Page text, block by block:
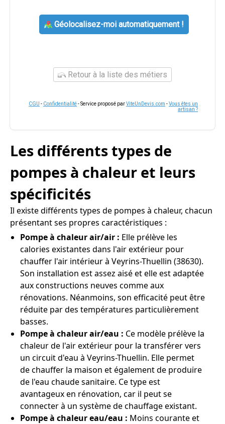
Géolocalisez-moi automatiquement !
Retour à la liste des métiers
CGU - Confidentialité- Service proposé parViteUnDevis.com -Vous êtes un
artisan ?
Les différents types de
pompes à chaleur et leurs
spécificités
Il existe différents types de pompes à chaleur, chacun
présentant ses propres caractéristiques :
Pompe à chaleur air/air : Elle prélève les
calories existantes dans l'air extérieur pour
chauffer l'air intérieur à Veyrins-Thuellin (38630).
Son installation est assez aisé et elle est adaptée
aux constructions neuves comme aux
rénovations. Néanmoins, son efficacité peut être
réduite par des températures particulièrement
basses.
Pompe à chaleur air/eau : Ce modèle prélève la
chaleur de l'air extérieur pour la transférer vers
un circuit d'eau à Veyrins-Thuellin. Elle permet
de chauffer la maison et également de produire
de l'eau chaude sanitaire. Ce type est
avantageux en rénovation, car il peut se
connecter à un système de chauffage existant.
Pompe à chaleur eau/eau : Moins courante et